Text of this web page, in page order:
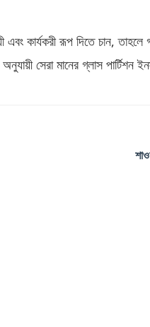
কার্যকরী রূপ দিতে চান, তাহলে
সেরা মানের গ্লাস পার্টিশন